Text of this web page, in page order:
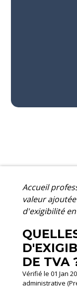
Accueil
valeur ajoutée
d'exigibilité
DE TVA
Vérifié le 01 Jan
administrative